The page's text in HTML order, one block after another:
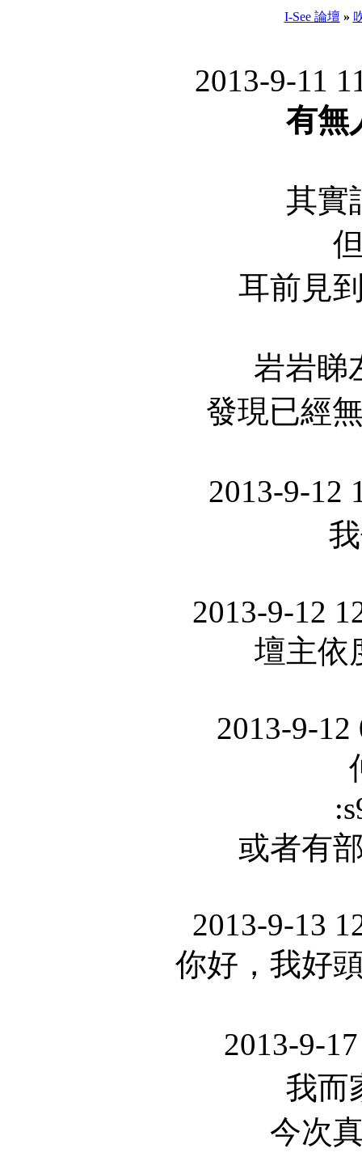
I-See 論壇 »
2013-9-11
有無
其實
耳前見
岩岩睇
發現已經
2013-9-12
2013-9-12
壇主依
2013-9-
或者有
2013-9-13
你好，我好
2013-9-
我而
今次